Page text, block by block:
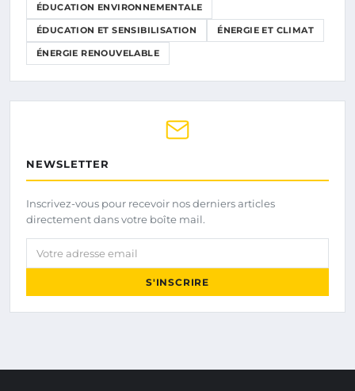
ÉDUCATION ENVIRONNEMENTALE
ÉDUCATION ET SENSIBILISATION ÉNERGIE ET CLIMAT
ÉNERGIE RENOUVELABLE
NEWSLETTER
Inscrivez-vous pour recevoir nos derniers articles
directement dans votre boîte mail.
Votre adresse email
S'INSCRIRE